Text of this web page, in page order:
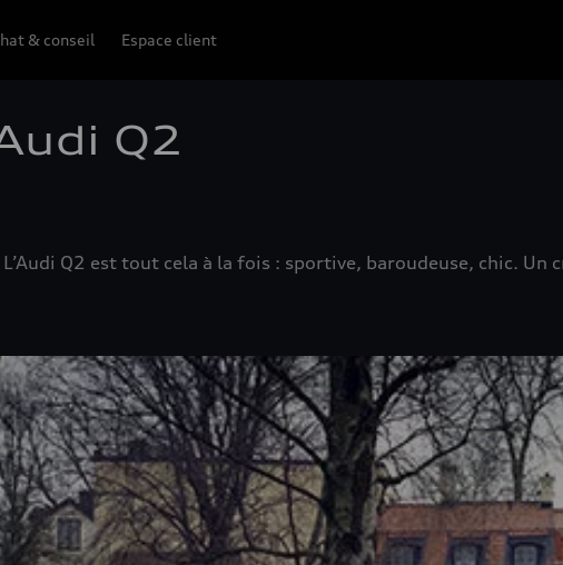
& conseil Espace client
Q2
L’Audi Q2 est tout cela à la fois : sportive, baroudeuse, chic.